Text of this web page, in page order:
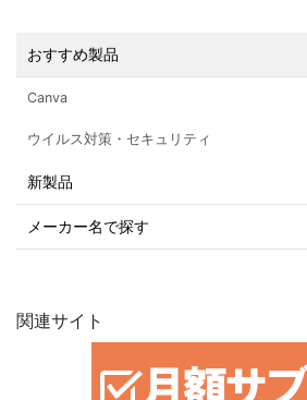
おすすめ製品
Canva
ウイルス対策・セキュリティ
新製品
メーカー名で探す
関連サイト